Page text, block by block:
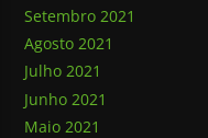
Setembro 2021
Agosto 2021
Julho 2021
Junho 2021
Maio 2021